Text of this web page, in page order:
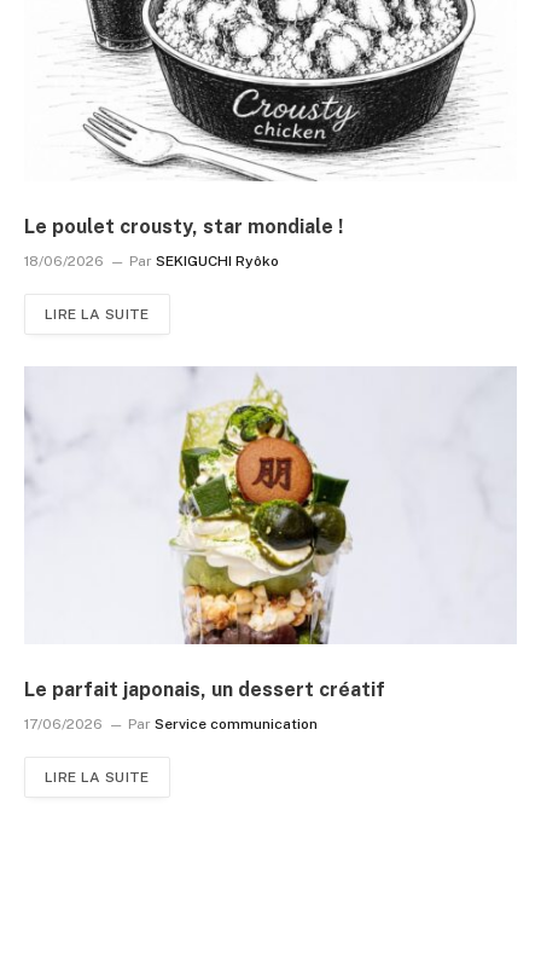
Le poulet crousty, star mondiale !
18/06/2026 Par SEKIGUCHI Ryôko
LIRE LA SUITE
Le parfait japonais, un dessert créatif
17/06/2026 Par Service communication
LIRE LA SUITE